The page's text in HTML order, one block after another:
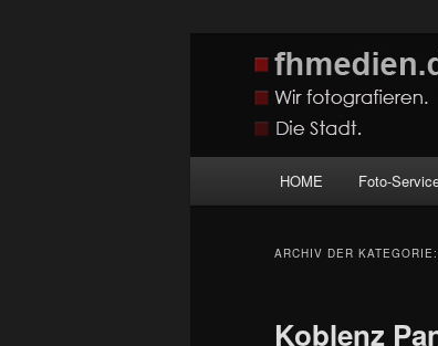
Wir fotografieren die
HOME Foto-
ARCHIV DER KATEGORIE:
Koblenz